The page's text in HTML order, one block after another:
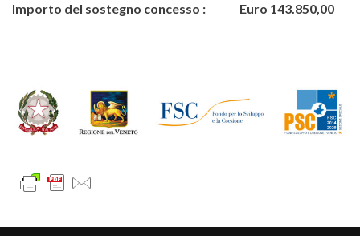
Importo del sostegno concesso : Euro 143.850,00